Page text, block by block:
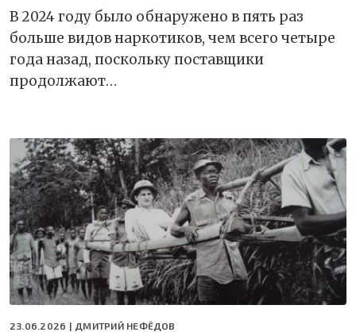
В 2024 году было обнаружено в пять раз
больше видов наркотиков, чем всего четыре
года назад, поскольку поставщики
продолжают…
23.06.2026 | ДМИТРИЙ НЕФЁДОВ